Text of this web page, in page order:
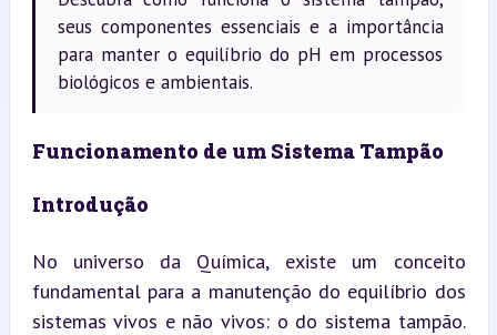
seus componentes essenciais e a importância
para manter o equilíbrio do pH em processos
biológicos e ambientais.
Funcionamento de um Sistema Tampão
Introdução
No universo da Química, existe um conceito
fundamental para a manutenção do equilíbrio dos
sistemas vivos e não vivos: o do sistema tampão.